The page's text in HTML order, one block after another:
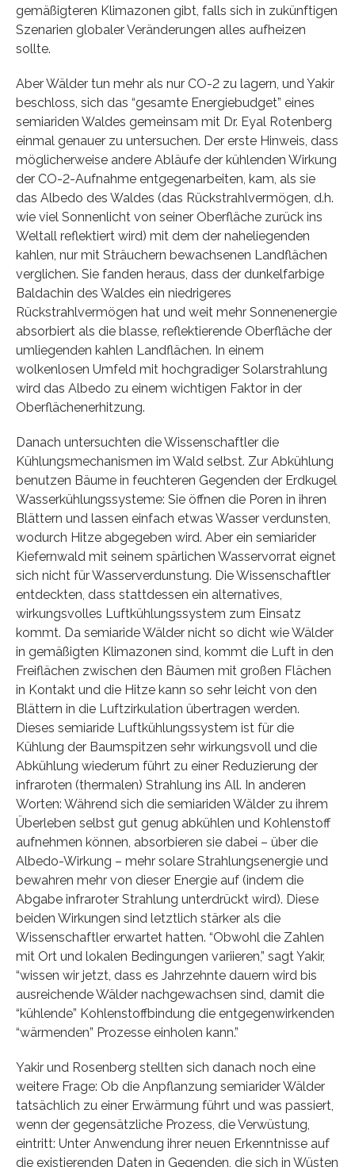
gemäßigteren Klimazonen gibt, falls sich in zukünftigen
Szenarien globaler Veränderungen alles aufheizen
sollte.
Aber Wälder tun mehr als nur CO-2 zu lagern, und Yakir
beschloss, sich das “gesamte Energiebudget” eines
semiariden Waldes gemeinsam mit Dr. Eyal Rotenberg
einmal genauer zu untersuchen. Der erste Hinweis, dass
möglicherweise andere Abläufe der kühlenden Wirkung
der CO-2-Aufnahme entgegenarbeiten, kam, als sie
das Albedo des Waldes (das Rückstrahlvermögen, d.h.
wie viel Sonnenlicht von seiner Oberfläche zurück ins
Weltall reflektiert wird) mit dem der naheliegenden
kahlen, nur mit Sträuchern bewachsenen Landflächen
verglichen. Sie fanden heraus, dass der dunkelfarbige
Baldachin des Waldes ein niedrigeres
Rückstrahlvermögen hat und weit mehr Sonnenenergie
absorbiert als die blasse, reflektierende Oberfläche der
umliegenden kahlen Landflächen. In einem
wolkenlosen Umfeld mit hochgradiger Solarstrahlung
wird das Albedo zu einem wichtigen Faktor in der
Oberflächenerhitzung.
Danach untersuchten die Wissenschaftler die
Kühlungsmechanismen im Wald selbst. Zur Abkühlung
benutzen Bäume in feuchteren Gegenden der Erdkugel
Wasserkühlungssysteme: Sie öffnen die Poren in ihren
Blättern und lassen einfach etwas Wasser verdunsten,
wodurch Hitze abgegeben wird. Aber ein semiarider
Kiefernwald mit seinem spärlichen Wasservorrat eignet
sich nicht für Wasserverdunstung. Die Wissenschaftler
entdeckten, dass stattdessen ein alternatives,
wirkungsvolles Luftkühlungssystem zum Einsatz
kommt. Da semiaride Wälder nicht so dicht wie Wälder
in gemäßigten Klimazonen sind, kommt die Luft in den
Freiflächen zwischen den Bäumen mit großen Flächen
in Kontakt und die Hitze kann so sehr leicht von den
Blättern in die Luftzirkulation übertragen werden.
Dieses semiaride Luftkühlungssystem ist für die
Kühlung der Baumspitzen sehr wirkungsvoll und die
Abkühlung wiederum führt zu einer Reduzierung der
infraroten (thermalen) Strahlung ins All. In anderen
Worten: Während sich die semiariden Wälder zu ihrem
Überleben selbst gut genug abkühlen und Kohlenstoff
aufnehmen können, absorbieren sie dabei – über die
Albedo-Wirkung – mehr solare Strahlungsenergie und
bewahren mehr von dieser Energie auf (indem die
Abgabe infraroter Strahlung unterdrückt wird). Diese
beiden Wirkungen sind letztlich stärker als die
Wissenschaftler erwartet hatten. “Obwohl die Zahlen
mit Ort und lokalen Bedingungen variieren,” sagt Yakir,
“wissen wir jetzt, dass es Jahrzehnte dauern wird bis
ausreichende Wälder nachgewachsen sind, damit die
“kühlende” Kohlenstoffbindung die entgegenwirkenden
“wärmenden” Prozesse einholen kann.”
Yakir und Rosenberg stellten sich danach noch eine
weitere Frage: Ob die Anpflanzung semiarider Wälder
tatsächlich zu einer Erwärmung führt und was passiert,
wenn der gegensätzliche Prozess, die Verwüstung,
eintritt: Unter Anwendung ihrer neuen Erkenntnisse auf
die existierenden Daten in Gegenden, die sich in Wüsten